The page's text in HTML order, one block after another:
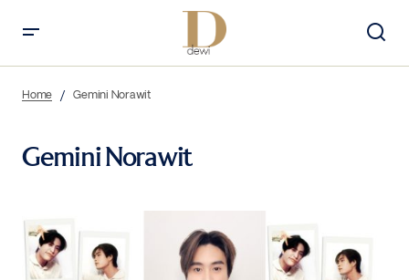
Home Gemini Norawit
Gemini Norawit